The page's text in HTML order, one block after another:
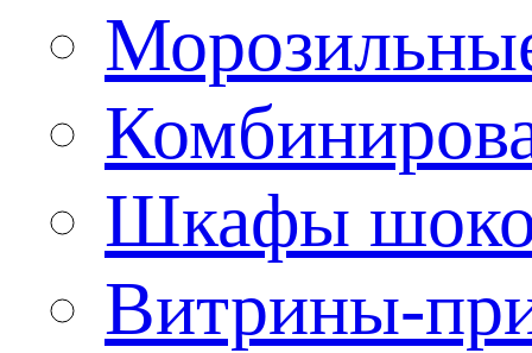
Шкафы
Витрины-